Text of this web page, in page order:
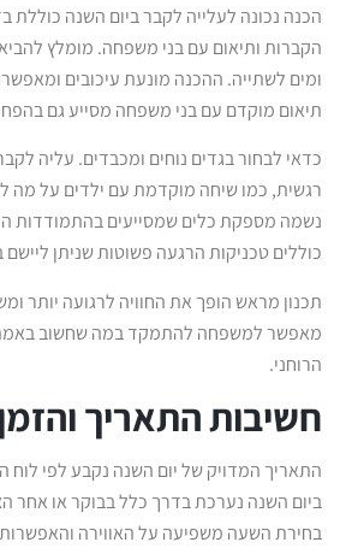
הכנה נכונה לעלייה לקבר ביום השנה כוללת
הקברות ותיאום עם בני משפחה. מומלץ
ומים לשתייה. ההכנה מונעת עיכובים
תיאום מוקדם עם בני משפחה מסייע גם
כדאי לבחור בגדים נוחים ומכבדים. עליה
רגשית, כמו שיחה מוקדמת עם ילדים על מה
נשמה מספקת כלים שמסייעים בהתמודדות
כוללים טכניקות הרגעה פשוטות שניתן ליישם
תכנון מראש הופך את החוויה לרגועה יותר
מאפשר למשפחה להתמקד במה שחשוב באמת
הרוחני.
חשיבות התאריך והזמן
התאריך המדויק של יום השנה נקבע לפי לוח
ביום השנה נערכת בדרך כלל בבוקר או אחר
בחירת השעה משפיעה על האווירה